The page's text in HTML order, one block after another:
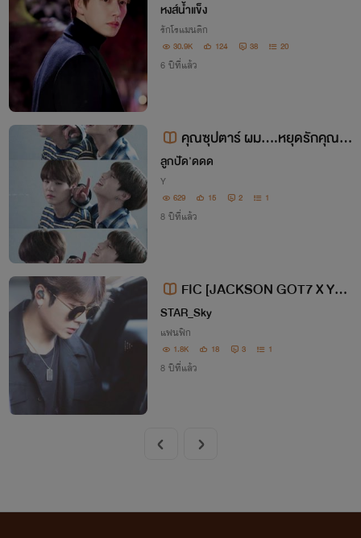
หงส์น้ำแข็ง
รักโรแมนติก
30.9K 124 38 20
6 ปีที่แล้ว
คุณซุปตาร์ ผม....หยุดรักคุณไม่
ได้
ลูกปัด'ดดด
Y
629 15 2 1
8 ปีที่แล้ว
FIC [JACKSON GOT7 X YO
U] You're my IDOL คุณซุปตาร์ที่รั
ก
STAR_Sky
แฟนฟิก
1.8K 18 3 1
8 ปีที่แล้ว